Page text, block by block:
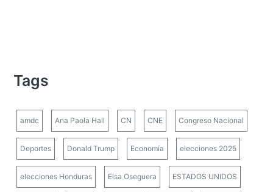
Tags
amdc Ana Paola Hall CN CNE Congreso Nacional
Deportes Donald Trump Economía elecciones 2025
elecciones Honduras Elsa Oseguera ESTADOS UNIDOS